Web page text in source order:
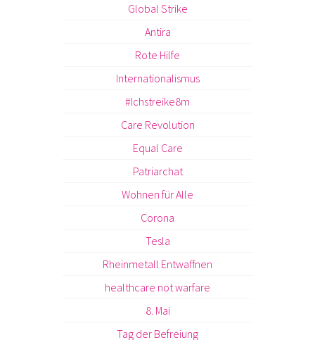
Global Strike
Antira
Rote Hilfe
Internationalismus
#Ichstreike8m
Care Revolution
Equal Care
Patriarchat
Wohnen für Alle
Corona
Tesla
Rheinmetall Entwaffnen
healthcare not warfare
8. Mai
Tag der Befreiung